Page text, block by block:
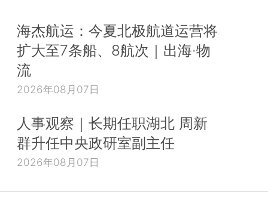
海杰航运：今夏北极航道运营将
扩大至7条船、8航次｜出海·物
流
2026年08月07日
人事观察｜长期任职湖北 周新
群升任中央政研室副主任
2026年08月07日